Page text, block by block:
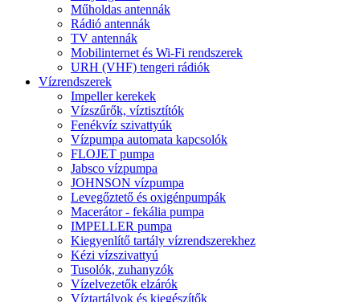
Műholdas antennák
Rádió antennák
TV antennák
Mobilinternet és Wi-Fi rendszerek
URH (VHF) tengeri rádiók
Vízrendszerek
Impeller kerekek
Vízszűrők, víztisztítók
Fenékvíz szivattyúk
Vízpumpa automata kapcsolók
FLOJET pumpa
Jabsco vízpumpa
JOHNSON vízpumpa
Levegőztető és oxigénpumpák
Macerátor - fekália pumpa
IMPELLER pumpa
Kiegyenlítő tartály vízrendszerekhez
Kézi vízszivattyú
Tusolók, zuhanyzók
Vízelvezetők elzárók
Víztartályok és kiegészítők